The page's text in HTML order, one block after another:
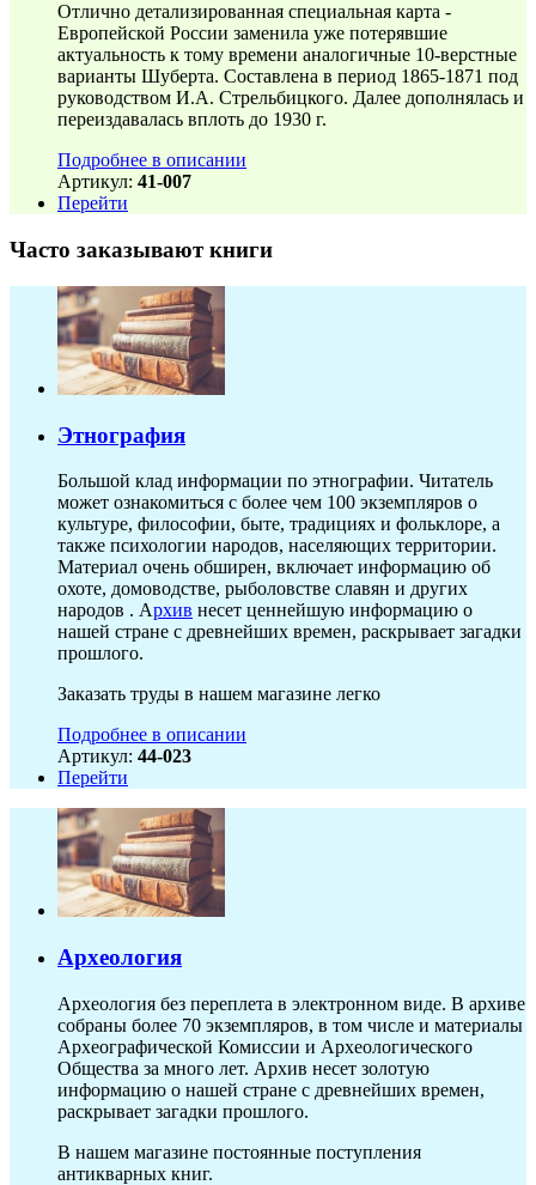
Отлично детализированная специальная карта -
Европейской России заменила уже потерявшие
актуальность к тому времени аналогичные 10-верстные
варианты Шуберта. Составлена в период 1865-1871 под
руководством И.А. Стрельбицкого. Далее дополнялась и
переиздавалась вплоть до 1930 г.
Подробнее в описании
Артикул: 41-007
Перейти
Часто заказывают книги
Этнография
Большой клад информации по этнографии. Читатель
может ознакомиться с более чем 100 экземпляров о
культуре, философии, быте, традициях и фольклоре, а
также психологии народов, населяющих территории.
Материал очень обширен, включает информацию об
охоте, домоводстве, рыболовстве славян и других
народов . Архив несет ценнейшую информацию о
нашей стране с древнейших времен, раскрывает загадки
прошлого.
Заказать труды в нашем магазине легко
Подробнее в описании
Артикул: 44-023
Перейти
Археология
Археология без переплета в электронном виде. В архиве
собраны более 70 экземпляров, в том числе и материалы
Археографической Комиссии и Археологического
Общества за много лет. Архив несет золотую
информацию о нашей стране с древнейших времен,
раскрывает загадки прошлого.
В нашем магазине постоянные поступления
антикварных книг.